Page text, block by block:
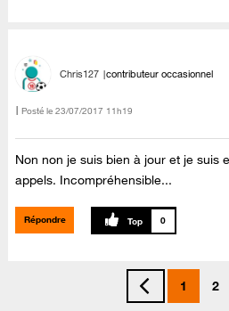
Chris127 contributeur occasionnel
Posté le ‎23/07/2017 11h19
Non non je suis bien à jour et je suis
appels. Incompréhensible...
Répondre 0
1 2